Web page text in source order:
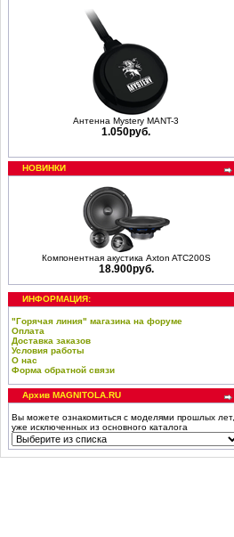
Антенна Mystery MANT-3
1.050руб.
НОВИНКИ
Компонентная акустика Axton ATC200S
18.900руб.
ИНФОРМАЦИЯ:
"Горячая линия" магазина на форуме
Оплата
Доставка заказов
Условия работы
О нас
Форма обратной связи
Архив MAGNITOLA.RU
Вы можете ознакомиться с моделями прошлых лет,
уже исключенных из основного каталога